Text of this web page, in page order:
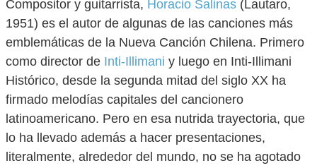
Compositor y guitarrista, Horacio Salinas (Lautaro,
1951) es el autor de algunas de las canciones más
emblemáticas de la Nueva Canción Chilena. Primero
como director de Inti-Illimani y luego en Inti-Illimani
Histórico, desde la segunda mitad del siglo XX ha
firmado melodías capitales del cancionero
latinoamericano. Pero en esa nutrida trayectoria, que
lo ha llevado además a hacer presentaciones,
literalmente, alrededor del mundo, no se ha agotado